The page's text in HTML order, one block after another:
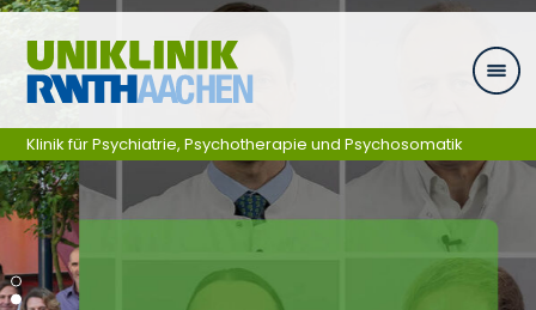
Zum Inhalt springen
Klinik für Psychiatrie, Psychotherapie und Psychosomatik